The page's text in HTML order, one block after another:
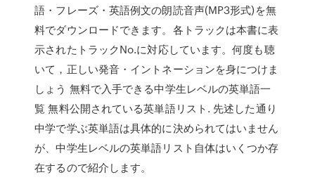
語・フレーズ・英語例文の朗読音声(MP3形式)を無
料でダウンロードできます。各トラックは本書に表
示されたトラックNo.に対応しています。何度も聴
いて，正しい発音・イントネーションを身につけま
しょう 無料で入手できる中学生レベルの英単語一
覧 無料公開されている英単語リスト. 先述した通り
中学で学ぶ英単語は具体的に決められてはいません
が、中学生レベルの英単語リスト自体はいくつか存
在するので紹介します。